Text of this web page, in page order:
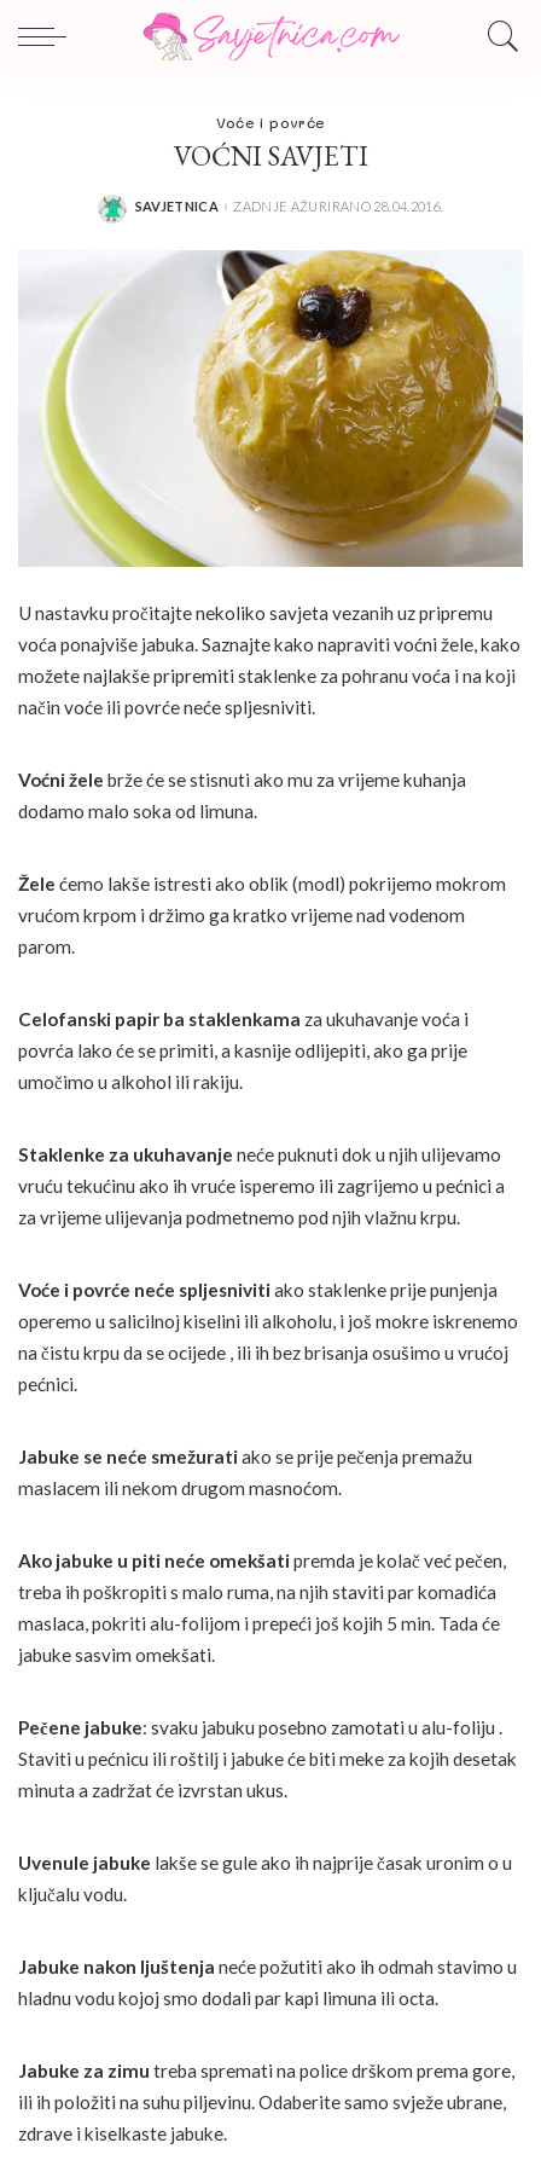
Voće i povrće
VOĆNI SAVJETI
POSTED
SAVJETNICA ZADNJE AŽURIRANO 28.04.2016.
U nastavku pročitajte nekoliko savjeta vezanih uz pripremu
voća ponajviše jabuka. Saznajte kako napraviti voćni žele, kako
možete najlakše pripremiti staklenke za pohranu voća i na koji
način voće ili povrće neće spljesniviti.
Voćni žele brže će se stisnuti ako mu za vrijeme kuhanja
dodamo malo soka od limuna.
Žele ćemo lakše istresti ako oblik (modl) pokrijemo mokrom
vrućom krpom i držimo ga kratko vrijeme nad vodenom
parom.
Celofanski papir ba staklenkama za ukuhavanje voća i
povrća lako će se primiti, a kasnije odlijepiti, ako ga prije
umočimo u alkohol ili rakiju.
Staklenke za ukuhavanje neće puknuti dok u njih ulijevamo
vruću tekućinu ako ih vruće isperemo ili zagrijemo u pećnici a
za vrijeme ulijevanja podmetnemo pod njih vlažnu krpu.
Voće i povrće neće spljesnivitiako staklenke prije punjenja
operemo u salicilnoj kiselini ili alkoholu, i još mokre iskrenemo
na čistu krpu da se ocijede , ili ih bez brisanja osušimo u vrućoj
pećnici.
Jabuke se neće smežuratiako se prije pečenja premažu
maslacem ili nekom drugom masnoćom.
Ako jabuke u piti neće omekšatipremda je kolač već pečen,
treba ih poškropiti s malo ruma, na njih staviti par komadića
maslaca, pokriti alu-folijom i prepeći još kojih 5 min. Tada će
jabuke sasvim omekšati.
Pečene jabuke: svaku jabuku posebno zamotati u alu-foliju .
Staviti u pećnicu ili roštilj i jabuke će biti meke za kojih desetak
minuta a zadržat će izvrstan ukus.
Uvenule jabuke lakše se gule ako ih najprije časak uronim o u
ključalu vodu.
Jabuke nakon ljuštenja neće požutiti ako ih odmah stavimo u
hladnu vodu kojoj smo dodali par kapi limuna ili octa.
Jabuke za zimu treba spremati na police drškom prema gore,
ili ih položiti na suhu piljevinu. Odaberite samo svježe ubrane,
zdrave i kiselkaste jabuke.